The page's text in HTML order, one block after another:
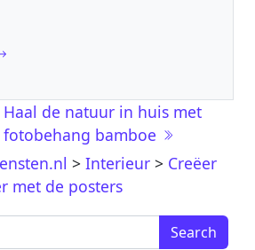
Haal de natuur in huis met
fotobehang bamboe
> Interieur > Creëer
met de posters